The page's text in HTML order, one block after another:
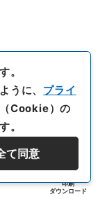
印刷
ダウンロード
。
うに、 プライ
Cookie）の
。
て同意